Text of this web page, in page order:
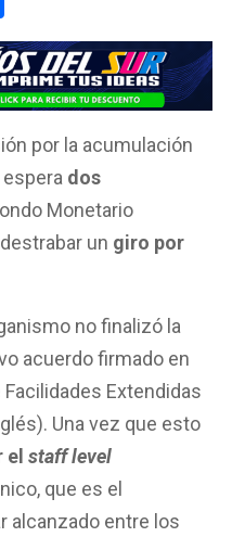
o
m
p
ar
tir
por la acumulación
dos
Monetario
un giro por
no finalizó la
acuerdo firmado en
Extendidas
Una vez que esto
staff level
que es el
alcanzado entre los